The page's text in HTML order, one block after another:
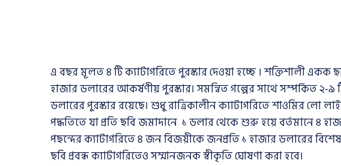
এ বছর মূলত ৪ টি ক্যাটাগরিতে পুরস্কার দেওয়া হচ্ছে । শক্তিশালী একক
হাজার ডলারের আকর্ষণীয় পুরস্কার। সমন্বিত গল্পের সাথে সম্পর্কিত ২-৯
ডলারের পুরস্কার রয়েছে। শুধু রাত্রিকালীন ক্যাটাগরিতে শাওমির লো
পদ্ধতিতে যা প্রতি ছবি জমাদানে ১ ডলার থেকে শুরু হয়ে বর্তমানে ৪
পছন্দের ক্যাটাগরিতে ৪ জন বিজয়ীকে জনপ্রতি ১ হাজার ডলারের বিশেষ
ছবি প্রবন্ধ ক্যাটাগরিতেও সম্মানজনক স্বীকৃতি ঘোষণা করা হবে।